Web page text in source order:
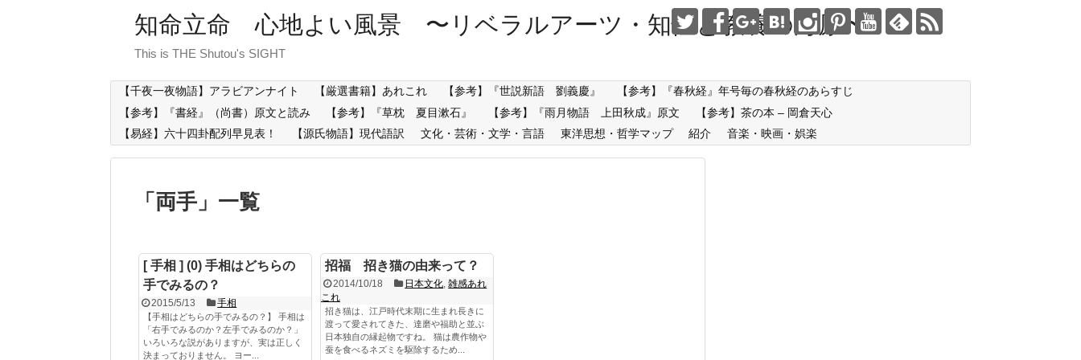
知命立命 心地よい風景 〜リベラルアーツ・知性と教養の海原〜
This is THE Shutou's SIGHT
【千夜一夜物語】アラビアンナイト 【厳選書籍】あれこれ 【参考】『世説新語 劉義慶』
【参考】『春秋経』年号毎の春秋経のあらすじ
【参考】『書経』（尚書）原文と読み
【参考】『草枕 夏目漱石』 【参考】『雨月物語 上田秋成』原文
【参考】茶の本 – 岡倉天心
【易経】六十四卦配列早見表！
【源氏物語】現代語訳 文化・芸術・文学・言語 東洋思想・哲学マップ 紹介 音楽・映画・娯楽
「 両手 」 一覧
[ 手相 ] (0) 手相はどちらの
手でみるの？
2015/5/13 手相
【手相はどちらの手でみるの？】 手相は
「右手でみるのか？左手でみるのか？」
いろいろな説がありますが、実は正しく
決まっておりません。 ヨー...
招福 招き猫の由来って？
2014/10/18 日本文化,雑感あれ
これ
招き猫は、江戸時代末期に生まれ長きに
渡って愛されてきた、達磨や福助と並ぶ
日本独自の縁起物ですね。 猫は農作物や
蚕を食べるネズミを駆除するため...